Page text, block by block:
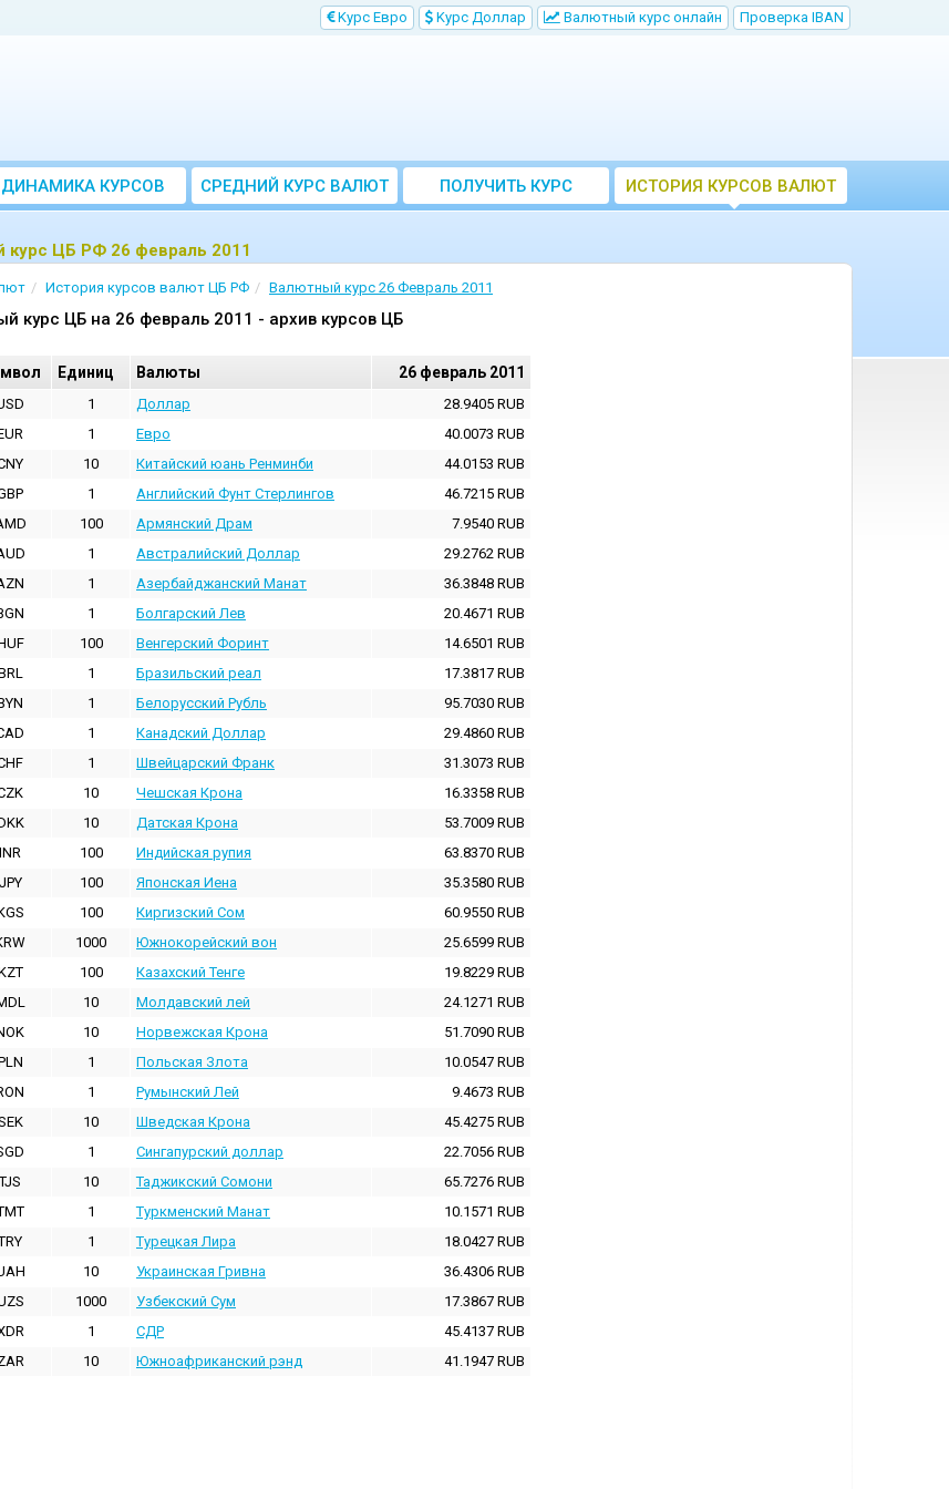
Kурс Евро Kурс Доллар Bалютный курс онлайн Проверка IBAN
ДИНАМИКА КУРСОВ
CРЕДНИЙ КУРС ВАЛЮТ
ЗА МЕСЯЦ
ПОЛУЧИТЬ КУРС
ВАЛЮТ ЦБ
ИСТОРИЯ КУРСОВ ВАЛЮТ
ЦБ РФ
курс ЦБ РФ 26 февраль 2011
История курсов валют ЦБ РФ Валютный курс 26 Февраль 2011
курс ЦБ на 26 февраль 2011 - архив курсов ЦБ
Единиц Валюты 26 февраль 2011
1 Доллар 28.9405 RUB
1 Евро 40.0073 RUB
10 Китайский юань Ренминби 44.0153 RUB
1 Английский Фунт Стерлингов 46.7215 RUB
100 Армянский Драм 7.9540 RUB
1 Австралийский Доллар 29.2762 RUB
1 Азербайджанский Манат 36.3848 RUB
1 Болгарский Лев 20.4671 RUB
100 Венгерский Форинт 14.6501 RUB
1 Бразильский реал 17.3817 RUB
1 Белорусский Рубль 95.7030 RUB
1 Канадский Доллар 29.4860 RUB
1 Швейцарский Франк 31.3073 RUB
10 Чешская Крона 16.3358 RUB
10 Датская Крона 53.7009 RUB
INR
100 Индийская pупия 63.8370 RUB
JPY
100 Японская Иена 35.3580 RUB
100 Киргизский Сом 60.9550 RUB
1000 Южнокорейский вон 25.6599 RUB
100 Казахский Тенге 19.8229 RUB
10 Молдавский лей 24.1271 RUB
10 Норвежская Крона 51.7090 RUB
1 Польская Злота 10.0547 RUB
1 Румынский Лей 9.4673 RUB
10 Шведская Крона 45.4275 RUB
1 Сингапурский доллар 22.7056 RUB
TJS
10 Таджикский Сомони 65.7276 RUB
1 Туркменский Манат 10.1571 RUB
1 Турецкая Лира 18.0427 RUB
10 Украинская Гривна 36.4306 RUB
1000 Узбекский Сум 17.3867 RUB
1 СДР 45.4137 RUB
10 Южноафриканский рэнд 41.1947 RUB